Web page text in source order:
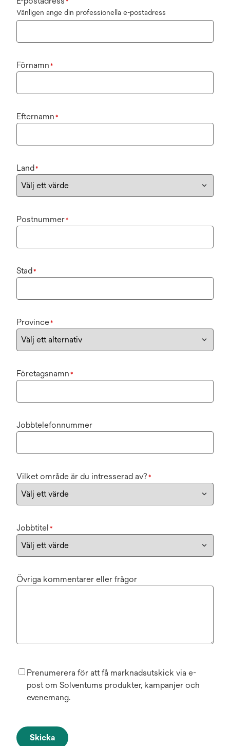
*
Vänligen ange din professionella e-postadress
Förnamn *
Efternamn *
Land*
Postnummer*
Stad*
Province*
Företagsnamn *
Jobbtelefonnummer
Vilket område är du intresserad av? *
Jobbtitel *
Övriga kommentarer eller frågor
Prenumerera för att få marknadsutskick via e-
post om Solventums produkter, kampanjer och
evenemang.
Skicka